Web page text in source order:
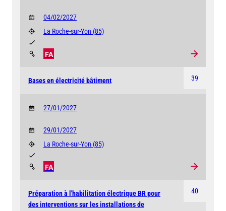
04/02/2027
La Roche-sur-Yon (85)
FA
39
Bases en électricité bâtiment
27/01/2027
29/01/2027
La Roche-sur-Yon (85)
FA
40
Préparation à l'habilitation électrique BR pour
des interventions sur les installations de